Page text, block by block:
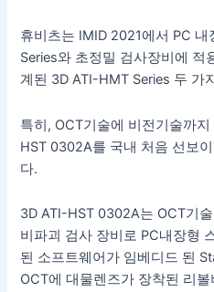
휴비츠는 IMID 2021에서 PC 내
Series와 초정밀 검사장비에 적
계된 3D ATI-HMT Series 두 가
특히, OCT기술에 비전기술까
HST 0302A를 국내 처음 선보
다.
3D ATI-HST 0302A는 OCT기
비파괴 검사 장비로 PC내장형
된 소프트웨어가 임베디드 된
OCT에 대물렌즈가 장착된 리